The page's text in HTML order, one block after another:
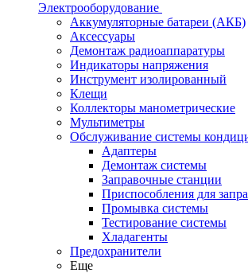
Электрооборудование
Аккумуляторные батареи (АКБ)
Аксессуары
Демонтаж радиоаппаратуры
Индикаторы напряжения
Инструмент изолированный
Клещи
Коллекторы манометрические
Мультиметры
Обслуживание системы
Адаптеры
Демонтаж системы
Заправочные станции
Приспособления для
Промывка системы
Тестирование системы
Хладагенты
Предохранители
Еще